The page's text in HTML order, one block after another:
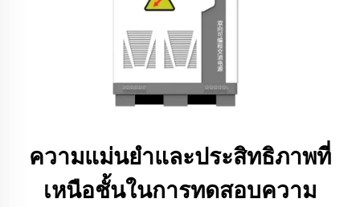
ความแม่นยำและประสิทธิภาพที่
เหนือชั้นในการทดสอบความ